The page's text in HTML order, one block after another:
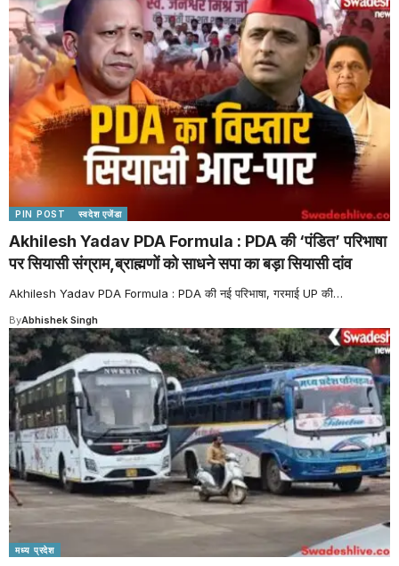
PIN POST स्वदेश एजेंडा
Akhilesh Yadav PDA Formula : PDA की ‘पंडित’ परिभाषा
पर सियासी संग्राम,ब्राह्मणों को साधने सपा का बड़ा सियासी दांव
Akhilesh Yadav PDA Formula : PDA की नई परिभाषा, गरमाई UP की…
ByAbhishek Singh
मध्य प्रदेश